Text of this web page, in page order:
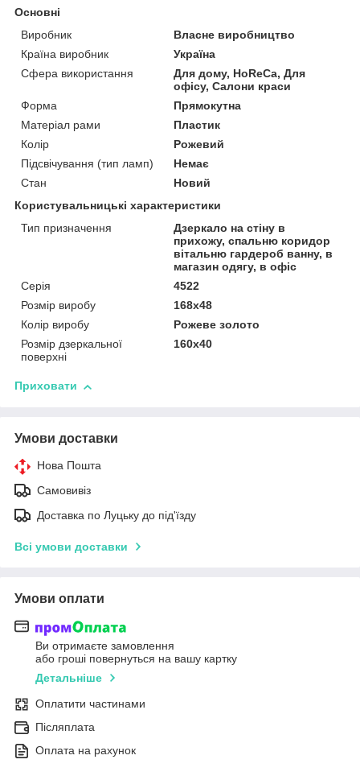
Основні
Виробник
Власне виробництво
Країна виробник
Україна
Сфера використання
Для дому, HoReCa, Для
офісу, Салони краси
Форма
Прямокутна
Матеріал рами
Пластик
Колір
Рожевий
Підсвічування (тип ламп)
Немає
Стан
Новий
Користувальницькі характеристики
Тип призначення
Дзеркало на стіну в
прихожу, спальню коридор
вітальню гардероб ванну, в
магазин одягу, в офіс
Серія
4522
Розмір виробу
168х48
Колір виробу
Рожеве золото
Розмір дзеркальної
поверхні
160х40
Приховати
Умови доставки
Нова Пошта
Самовивіз
Доставка по Луцьку до під'їзду
Всі умови доставки
Умови оплати
Ви отримаєте замовлення
або гроші повернуться на вашу картку
Детальніше
Оплатити частинами
Післяплата
Оплата на рахунок